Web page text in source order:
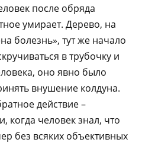
после обряда
умирает. Дерево, на
болезнь», тут же начало
в трубочку и
оно явно было
внушение колдуна.
действие –
когда человек знал, что
без всяких объективных